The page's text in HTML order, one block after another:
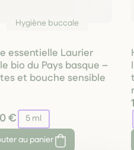
Hygiène buccale
essentielle Laurier
bio du Pays basque –
et bouche sensible
€
5 ml
au panier